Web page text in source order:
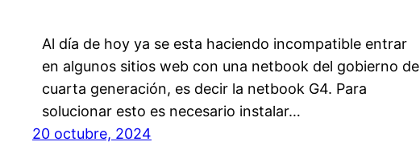
Al día de hoy ya se esta haciendo incompatible entrar
en algunos sitios web con una netbook del gobierno de
cuarta generación, es decir la netbook G4. Para
solucionar esto es necesario instalar…
20 octubre, 2024